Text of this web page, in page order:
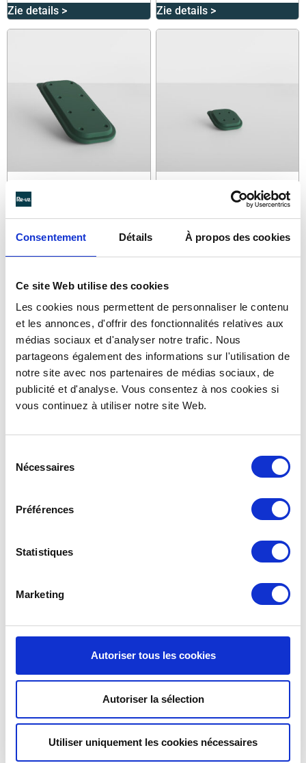
Consentement Détails À propos des cookies
Ce site Web utilise des cookies
Les cookies nous permettent de personnaliser le contenu
et les annonces, d'offrir des fonctionnalités relatives aux
médias sociaux et d'analyser notre trafic. Nous
partageons également des informations sur l'utilisation de
notre site avec nos partenaires de médias sociaux, de
publicité et d'analyse. Vous consentez à nos cookies si
vous continuez à utiliser notre site Web.
Nécessaires
Préférences
Statistiques
Marketing
Autoriser tous les cookies
Autoriser la sélection
Utiliser uniquement les cookies nécessaires
Zie details > Zie details >
RECHTHOEKIGE SCHAAL |
DEKSEL VOOR KLEINE
SAUSKOM | KIO A5C
HERBRUIKBARE KOM | KIO
A1C
Zie details >
1 2 →